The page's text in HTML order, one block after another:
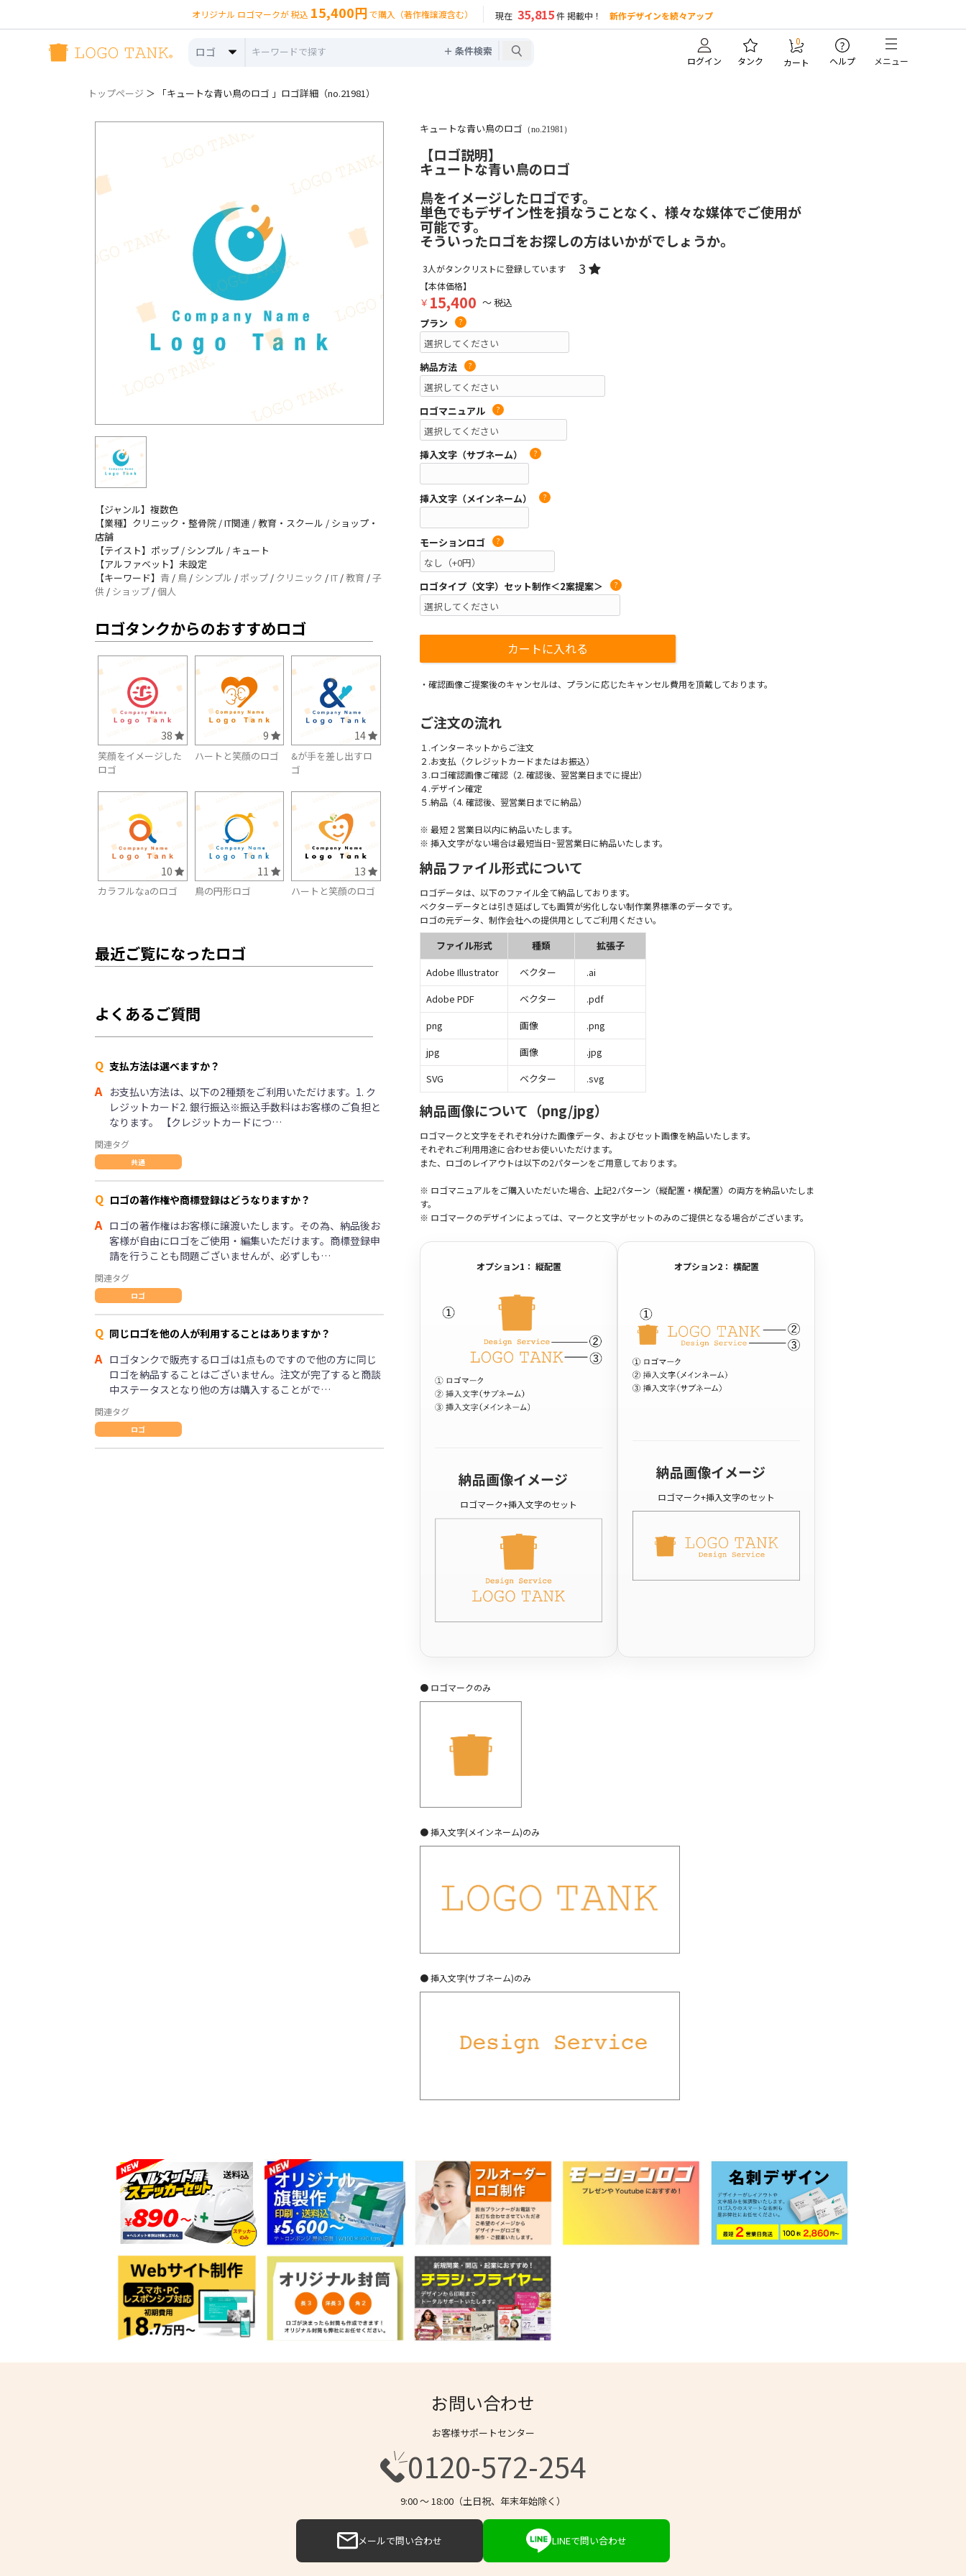
オリジナル ロゴマークが 税込 15,400円 で購入（著作権譲渡含む） 現在 35,815件 掲載中！ 新作デザインを続々アップ
ロゴ ＋ 条件検索
ログイン タンク
0
カート
?
ヘルプ メニュー
トップページ ＞ 「キュートな青い鳥のロゴ 」ロゴ詳細（no.21981）
【ジャンル】複数色
【業種】クリニック・整骨院 / IT関連 / 教育・スクール / ショップ・
店舗
【テイスト】ポップ / シンプル / キュート
【アルファベット】未設定
【キーワード】 青 / 鳥 / シンプル / ポップ / クリニック /IT / 教育 /子
供 / ショップ /個人
ロゴタンクからのおすすめロゴ
38
笑顔をイメージした
ロゴ
9
ハートと笑顔のロゴ
14
&が手を差し出すロ
ゴ
10
カラフルなaのロゴ
11
鳥の円形ロゴ
13
ハートと笑顔のロゴ
最近ご覧になったロゴ
よくあるご質問
Q 支払方法は選べますか？
A お支払い方法は、以下の2種類をご利用いただけます。1. ク
レジットカード2. 銀行振込※振込手数料はお客様のご負担と
なります。 【クレジットカードにつ…
関連タグ
共通
Q ロゴの著作権や商標登録はどうなりますか？
A ロゴの著作権はお客様に譲渡いたします。その為、納品後お
客様が自由にロゴをご使用・編集いただけます。商標登録申
請を行うことも問題ございませんが、必ずしも…
関連タグ
ロゴ
Q 同じロゴを他の人が利用することはありますか？
A ロゴタンクで販売するロゴは1点ものですので他の方に同じ
ロゴを納品することはございません。注文が完了すると商談
中ステータスとなり他の方は購入することがで…
関連タグ
ロゴ
キュートな青い鳥のロゴ （no.21981）
【ロゴ説明】
キュートな青い鳥のロゴ
鳥をイメージしたロゴです。
単色でもデザイン性を損なうことなく、様々な媒体でご使用が
可能です。
そういったロゴをお探しの方はいかがでしょうか。
3人がタンクリストに登録しています 3
【本体価格】
￥ 15,400 ～ 税込
プラン
?
納品方法 ?
ロゴマニュアル ?
挿入文字（サブネーム） ?
挿入文字（メインネーム） ?
モーションロゴ ?
ロゴタイプ（文字）セット制作＜2案提案＞ ?
・確認画像ご提案後のキャンセルは、プランに応じたキャンセル費用を頂戴しております。
ご注文の流れ
１.インターネットからご注文
２.お支払（クレジットカードまたはお振込）
３.ロゴ確認画像ご確認（2. 確認後、翌営業日までに提出）
４.デザイン確定
５.納品（4. 確認後、翌営業日までに納品）
※ 最短 2 営業日以内に納品いたします。
※ 挿入文字がない場合は最短当日~翌営業日に納品いたします。
納品ファイル形式について
ロゴデータは、以下のファイル全て納品しております。
ベクターデータとは引き延ばしても画質が劣化しない制作業界標準のデータです。
ロゴの元データ、制作会社への提供用としてご利用ください。
ファイル形式 種類
拡張子
Adobe Illustrator
ベクター
.ai
Adobe PDF
ベクター
.pdf
png
画像
.png
jpg
画像
.jpg
SVG
ベクター .svg
納品画像について（png/jpg）
ロゴマークと文字をそれぞれ分けた画像データ、およびセット画像を納品いたします。
それぞれご利用用途に合わせお使いいただけます。
また、ロゴのレイアウトは以下の2パターンをご用意しております。
※ ロゴマニュアルをご購入いただいた場合、上記2パターン（縦配置・横配置）の両方を納品いたしま
す。
※ ロゴマークのデザインによっては、マークと文字がセットのみのご提供となる場合がございます。
オプション1： 縦配置
納品画像イメージ
ロゴマーク+挿入文字のセット
オプション2： 横配置
納品画像イメージ
ロゴマーク+挿入文字のセット
● ロゴマークのみ
● 挿入文字(メインネーム)のみ
● 挿入文字(サブネーム)のみ
お問い合わせ
お客様サポートセンター
0120-572-254
9:00 〜 18:00（土日祝、年末年始除く）
メールで問い合わせ LINEで問い合わせ